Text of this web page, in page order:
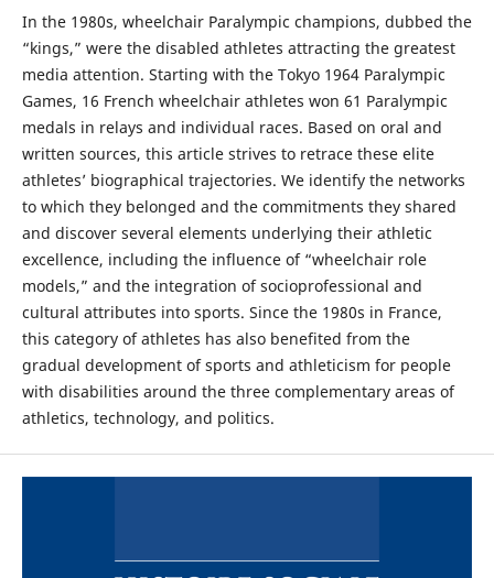
In the 1980s, wheelchair Paralympic champions, dubbed the
“kings,” were the disabled athletes attracting the greatest
media attention. Starting with the Tokyo 1964 Paralympic
Games, 16 French wheelchair athletes won 61 Paralympic
medals in relays and individual races. Based on oral and
written sources, this article strives to retrace these elite
athletes’ biographical trajectories. We identify the networks
to which they belonged and the commitments they shared
and discover several elements underlying their athletic
excellence, including the influence of “wheelchair role
models,” and the integration of socioprofessional and
cultural attributes into sports. Since the 1980s in France,
this category of athletes has also benefited from the
gradual development of sports and athleticism for people
with disabilities around the three complementary areas of
athletics, technology, and politics.